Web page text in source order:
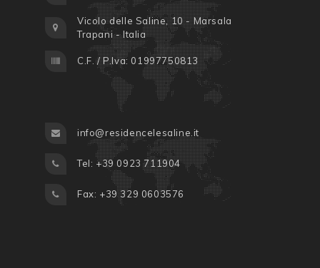
Vicolo delle Saline, 10 - Marsala
Trapani - Italia
C.F. / P.Iva: 01997750813
info@residencelesaline.it
Tel: +39 0923 711904
Fax: +39 329 0603576